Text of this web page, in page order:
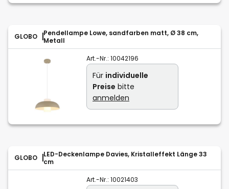
GLOBO
Pendellampe Lowe, sandfarben matt, Ø 38 cm,
Metall
Art.-Nr.: 10042196
Für individuelle
Preise bitte
anmelden
GLOBO
LED-Deckenlampe Davies, Kristalleffekt Länge 33
cm
Art.-Nr.: 10021403